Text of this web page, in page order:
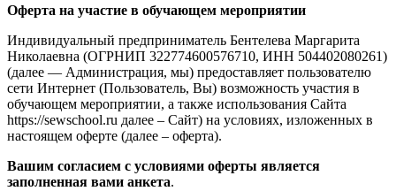
Оферта на участие в обучающем мероприятии
Индивидуальный предприниматель Бентелева Маргарита
Николаевна (ОГРНИП 322774600576710, ИНН 504402080261)
(далее — Администрация, мы) предоставляет пользователю
сети Интернет (Пользователь, Вы) возможность участия в
обучающем мероприятии, а также использования Сайта
https://sewschool.ru далее – Сайт) на условиях, изложенных в
настоящем оферте (далее – оферта).
Вашим согласием с условиями оферты является
заполненная вами анкета.